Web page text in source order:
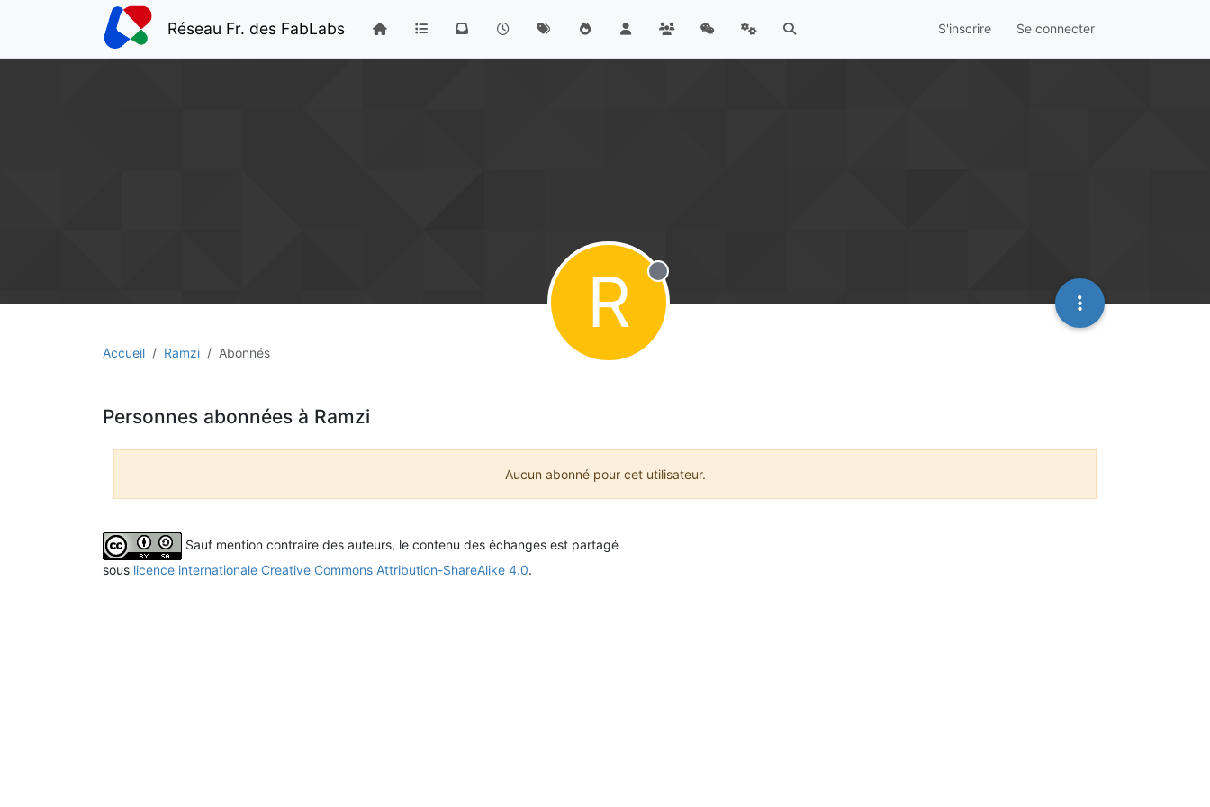
Réseau Fr. des FabLabs S'inscrire Se connecter
Accueil Ramzi Abonnés
R Hors-ligne
Personnes abonnées à Ramzi
Aucun abonné pour cet utilisateur.
Sauf mention contraire des auteurs, le contenu des échanges est partagé
sous licence internationale Creative Commons Attribution-ShareAlike 4.0.